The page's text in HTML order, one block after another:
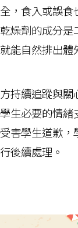
，食入或誤食
燥劑的成分是
能自然排出體
持續追蹤與關
生必要的情緒
害學生道歉，
後續處理。